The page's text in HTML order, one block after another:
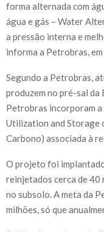
forma alternada com
água e gás – Water
a pressão interna e
informa a Petrobras,
Segundo a Petrobras,
produzem no pré-sal da
Petrobras incorporam a
Utilization and Storage
Carbono) associada à
O projeto foi
reinjetados cerca de 40
no subsolo. A meta da
milhões, só que